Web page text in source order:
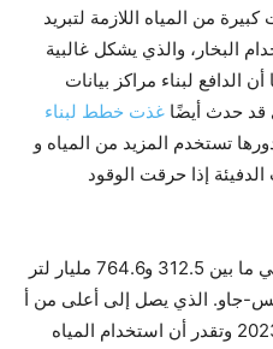
من المياه اللازمة لتبريد
البخار، والذي يشكل غالبية
الدافع لبناء مراكز بيانات
قد حدث أيضًا غذت خطط لبناء
تستخدم المزيد من المياه و
إذا حرقت الوقود
يمكن أن يستخدم الذكاء الاصطناعي ما بين 312.5 و764.6 مليار لتر
جاو. الذي يصل إلى أعلى من أ
أجريت في عام 2023 وتقدر أن استخدام المياه